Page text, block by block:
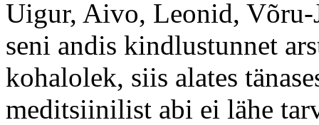
Uigur, Aivo, Leonid, Võru-
seni andis kindlustunnet
kohalolek, siis alates
meditsiinilist abi ei lähe